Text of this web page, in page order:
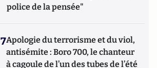
police de la pensée"
7Apologie du terrorisme et du viol,
antisémite : Boro 700, le chanteur
à cagoule de l’un des tubes de l’été